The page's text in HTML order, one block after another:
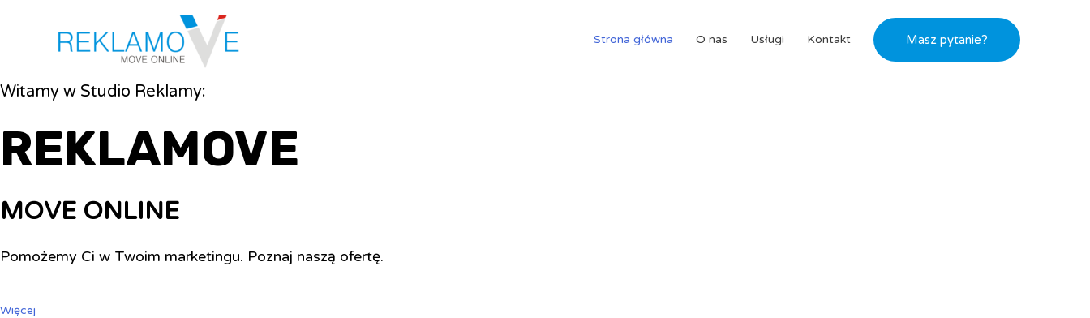
Strona główna O nas Usługi Kontakt Masz pytanie?
Witamy w Studio Reklamy:
REKLAMOVE
MOVE ONLINE
Pomożemy Ci w Twoim marketingu. Poznaj naszą ofertę.
Więcej